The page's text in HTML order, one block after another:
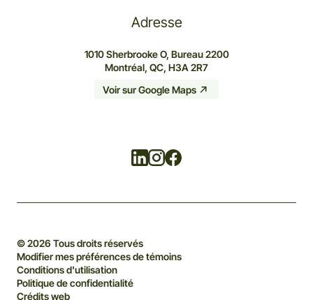
Adresse
1010 Sherbrooke O, Bureau 2200
Montréal, QC, H3A 2R7
Voir sur Google Maps
LinkedinInstagram
© 2026 Tous droits réservés
Modifier mes préférences de témoins
Conditions d'utilisation
Politique de confidentialité
Crédits web